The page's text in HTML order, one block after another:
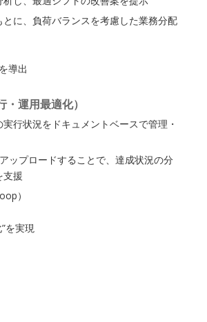
に、負荷バランスを考慮した業務分配
導出
運用最適化）
行状況をドキュメントベースで管理・
ップロードすることで、達成状況の分
支援
）
を実現